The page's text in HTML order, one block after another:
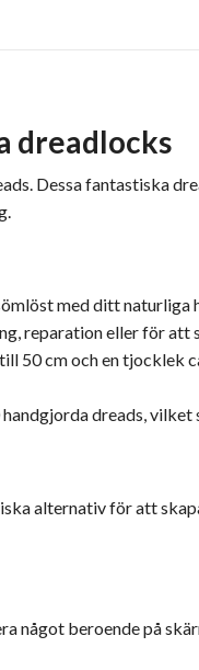
dreadlocks
Dessa fantastiska
med ditt naturliga
reparation eller för
50 cm och en tjocklek
dreads,
alternativ för att
något beroende på